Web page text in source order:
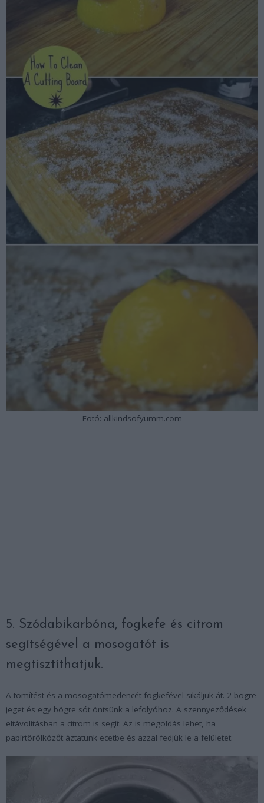
Fotó: allkindsofyumm.com
5. Szódabikarbóna, fogkefe és citrom
segítségével a mosogatót is
megtisztíthatjuk.
A tömítést és a mosogatómedencét fogkefével sikáljuk át. 2 bögre
jeget és egy bögre sót öntsünk a lefolyóhoz. A szennyeződések
eltávolításban a citrom is segít. Az is megoldás lehet, ha
papírtörölközőt áztatunk ecetbe és azzal fedjük le a felületet.